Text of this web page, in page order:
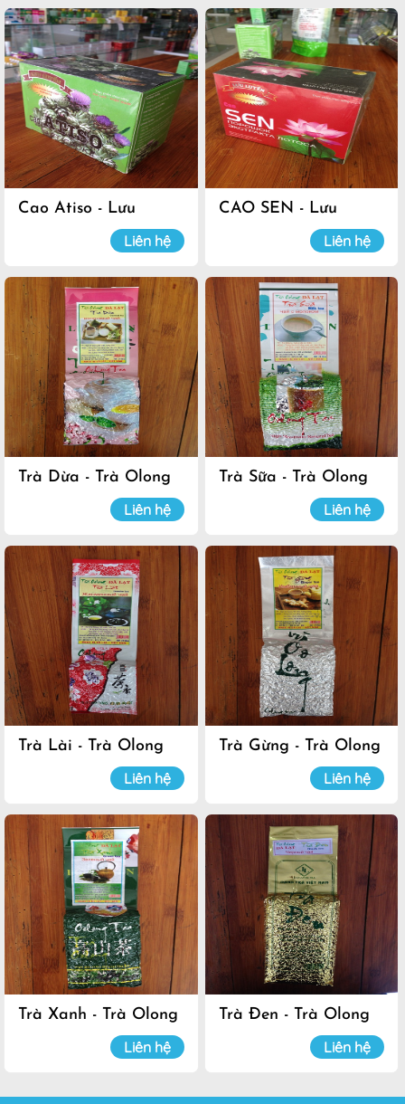
Cao Atiso - Lưu
Liên hệ
CAO SEN - Lưu
Liên hệ
Trà Dừa - Trà Olong
Liên hệ
Trà Sữa - Trà Olong
Liên hệ
Trà Lài - Trà Olong
Liên hệ
Trà Gừng - Trà Olong
Liên hệ
Trà Xanh - Trà Olong
Liên hệ
Trà Đen - Trà Olong
Liên hệ